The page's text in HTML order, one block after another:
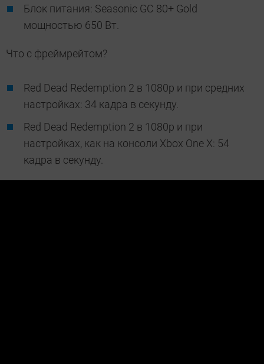
Блок питания: Seasonic GC 80+ Gold
мощностью 650 Вт.
Что с фреймрейтом?
Red Dead Redemption 2 в 1080p и при средних
настройках: 34 кадра в секунду.
Red Dead Redemption 2 в 1080p и при
настройках, как на консоли Xbox One X: 54
кадра в секунду.